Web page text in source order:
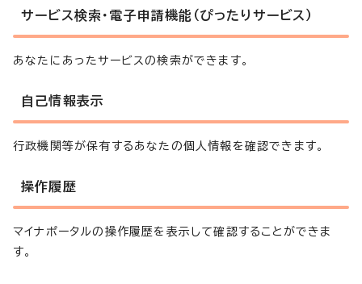
サービス検索・電子申請機能（ぴったりサービス）
あなたにあったサービスの検索ができます。
自己情報表示
行政機関等が保有するあなたの個人情報を確認できます。
操作履歴
マイナポータルの操作履歴を表示して確認することができま
す。